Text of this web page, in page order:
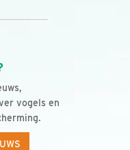
vogels en